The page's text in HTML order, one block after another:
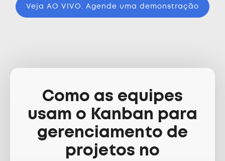
Veja AO VIVO. Agende uma demonstração
Como as equipes
usam o Kanban para
gerenciamento de
projetos no